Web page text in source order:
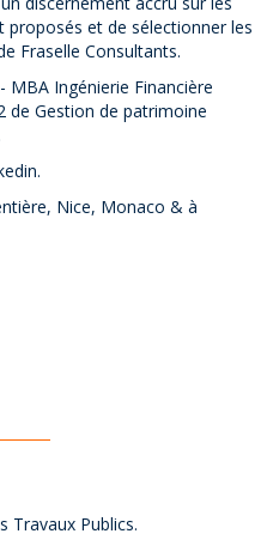
et de sélectionner les
Fraselle Consultants.
MBA Ingénierie Financière
de Gestion de patrimoine
Nice, Monaco & à
Travaux Publics.